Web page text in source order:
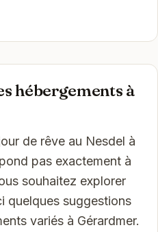
hébergements à
de rêve au Nesdel à
pas exactement à
souhaitez explorer
quelques suggestions
variés à Gérardmer.